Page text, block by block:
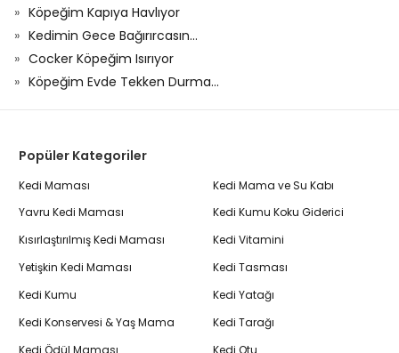
Köpeğim Kapıya Havlıyor
Kedimin Gece Bağırırcasın...
Cocker Köpeğim Isırıyor
Köpeğim Evde Tekken Durma...
Popüler Kategoriler
Kedi Maması
Yavru Kedi Maması
Kısırlaştırılmış Kedi Maması
Yetişkin Kedi Maması
Kedi Kumu
Kedi Konservesi & Yaş Mama
Kedi Mama ve Su Kabı
Kedi Kumu Koku Giderici
Kedi Vitamini
Kedi Tasması
Kedi Yatağı
Kedi Tarağı